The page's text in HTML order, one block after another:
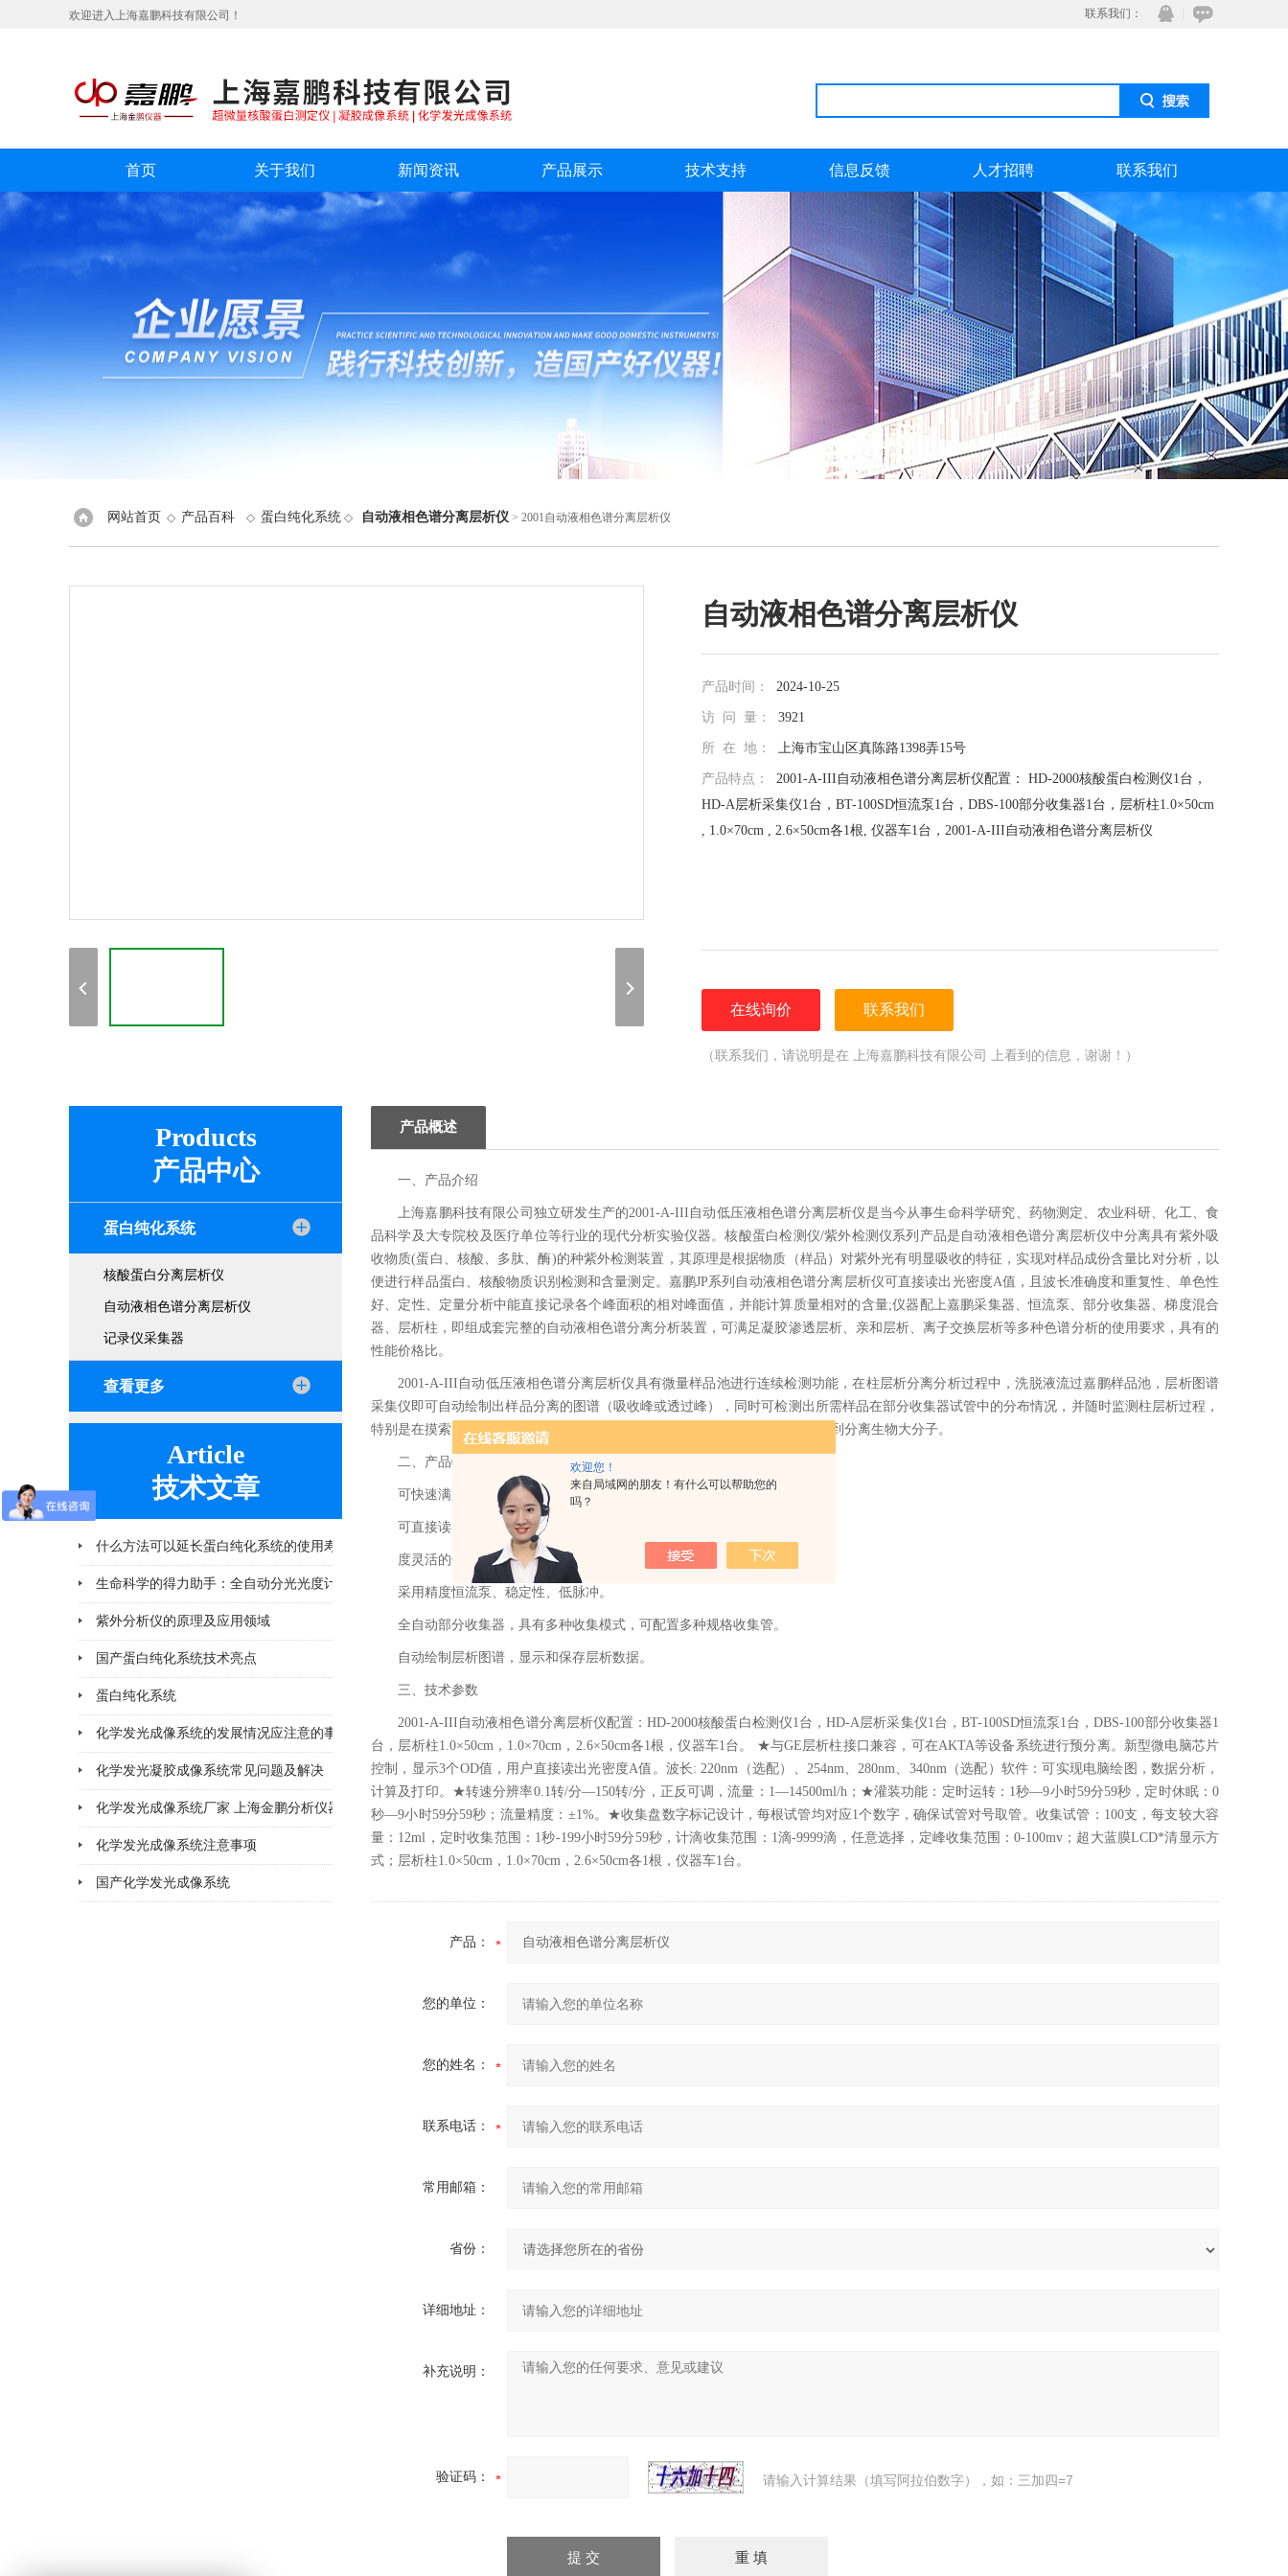
欢迎您！
来自局域网的朋友！有什么可以帮助您的
吗？
欢迎进入上海嘉鹏科技有限公司！ 联系我们：
在线咨
QQ
首页 关于我们 新闻资讯 产品展示 技术支持 信息反馈 人才招聘 联系我们
网站首页 ◇ 产品百科 ◇ 蛋白纯化系统 ◇ 自动液相色谱分离层析仪 > 2001自动液相色谱分离层析仪
自动液相色谱分离层析仪
产品时间： 2024-10-25
访 问 量： 3921
所 在 地： 上海市宝山区真陈路1398弄15号
产品特点： 2001-A-III自动液相色谱分离层析仪配置： HD-2000核酸蛋白检测仪1台，
HD-A层析采集仪1台，BT-100SD恒流泵1台，DBS-100部分收集器1台，层析柱1.0×50cm
, 1.0×70cm , 2.6×50cm各1根, 仪器车1台，2001-A-III自动液相色谱分离层析仪
在线询价 联系我们
（联系我们，请说明是在 上海嘉鹏科技有限公司 上看到的信息，谢谢！）
Products
产品中心
蛋白纯化系统
核酸蛋白分离层析仪
自动液相色谱分离层析仪
记录仪采集器
查看更多
Article
技术文章
什么方法可以延长蛋白纯化系统的使用寿命
2026-06-25 生命科学的得力助手：全自动分光光度计在DNA/蛋白质定量中的深度应用
紫外分析仪的原理及应用领域
国产蛋白纯化系统技术亮点
蛋白纯化系统
2026-02-11
化学发光成像系统的发展情况应注意的事项
2026-02-11
化学发光凝胶成像系统常见问题及解决
2026-02-06
化学发光成像系统厂家 上海金鹏分析仪器
化学发光成像系统注意事项
国产化学发光成像系统
产品概述
一、产品介绍
上海嘉鹏科技有限公司独立研发生产的2001-A-III自动低压液相色谱分离层析仪是当今从事生命科学研究、药物测定、农业科研、化工、食
品科学及大专院校及医疗单位等行业的现代分析实验仪器。核酸蛋白检测仪/紫外检测仪系列产品是自动液相色谱分离层析仪中分离具有紫外吸
收物质(蛋白、核酸、多肽、酶)的种紫外检测装置，其原理是根据物质（样品）对紫外光有明显吸收的特征，实现对样品成份含量比对分析，以
便进行样品蛋白、核酸物质识别检测和含量测定。嘉鹏JP系列自动液相色谱分离层析仪可直接读出光密度A值，且波长准确度和重复性、单色性
好、定性、定量分析中能直接记录各个峰面积的相对峰面值，并能计算质量相对的含量;仪器配上嘉鹏采集器、恒流泵、部分收集器、梯度混合
器、层析柱，即组成套完整的自动液相色谱分离分析装置，可满足凝胶渗透层析、亲和层析、离子交换层析等多种色谱分析的使用要求，具有的
性能价格比。
2001-A-III自动低压液相色谱分离层析仪具有微量样品池进行连续检测功能，在柱层析分离分析过程中，洗脱液流过嘉鹏样品池，层析图谱
采集仪即可自动绘制出样品分离的图谱（吸收峰或透过峰），同时可检测出所需样品在部分收集器试管中的分布情况，并随时监测柱层析过程，
特别是在摸索实验过程中，及时改变洗脱条件，以便迅速取得可靠实验方案,达到分离生物大分子。
二、产品特点
可快速满足凝胶渗透层析、亲和层析、离子交换层析等多种色谱分析。
可直接读出光密度A值，且波长准确度和重复性。
度灵活的仪器模块化配置，让科研过程更直观。
采用精度恒流泵、稳定性、低脉冲。
全自动部分收集器，具有多种收集模式，可配置多种规格收集管。
自动绘制层析图谱，显示和保存层析数据。
三、技术参数
2001-A-III自动液相色谱分离层析仪配置：HD-2000核酸蛋白检测仪1台，HD-A层析采集仪1台，BT-100SD恒流泵1台，DBS-100部分收集器1
台，层析柱1.0×50cm，1.0×70cm，2.6×50cm各1根，仪器车1台。 ★与GE层析柱接口兼容，可在AKTA等设备系统进行预分离。新型微电脑芯片
控制，显示3个OD值，用户直接读出光密度A值。波长: 220nm（选配）、254nm、280nm、340nm（选配）软件：可实现电脑绘图，数据分析，
计算及打印。★转速分辨率0.1转/分—150转/分，正反可调，流量：1—14500ml/h；★灌装功能：定时运转：1秒—9小时59分59秒，定时休眠：0
秒—9小时59分59秒；流量精度：±1%。★收集盘数字标记设计，每根试管均对应1个数字，确保试管对号取管。收集试管：100支，每支较大容
量：12ml，定时收集范围：1秒-199小时59分59秒，计滴收集范围：1滴-9999滴，任意选择，定峰收集范围：0-100mv；超大蓝膜LCD*清显示方
式；层析柱1.0×50cm，1.0×70cm，2.6×50cm各1根，仪器车1台。
产品：
您的单位：
您的姓名：
联系电话：
常用邮箱：
省份：
详细地址：
补充说明：
验证码： 请输入计算结果（填写阿拉伯数字），如：三加四=7